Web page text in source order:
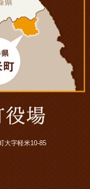
大字軽米10-85